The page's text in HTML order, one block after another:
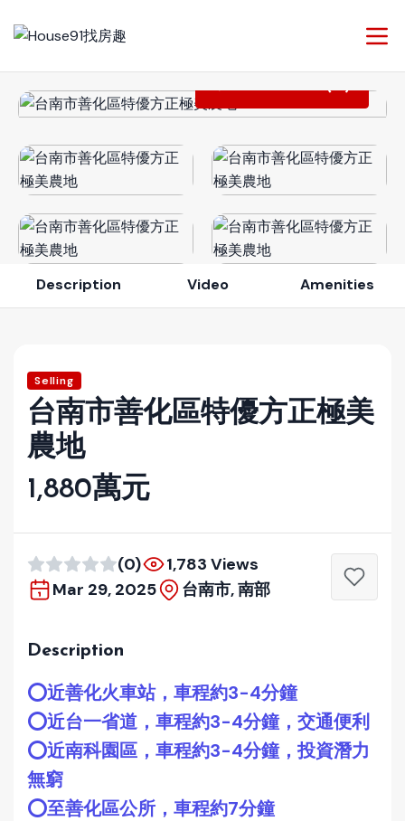
Description Video Amenities
Selling
台南市善化區特優方正極美
農地
1,880萬元
(0)
1,783 Views
Mar 29, 2025
台南市, 南部
Description
⭕️近善化火車站，車程約3-4分鐘
⭕️近台一省道，車程約3-4分鐘，交通便利
⭕️近南科園區，車程約3-4分鐘，投資潛力
無窮
⭕️至善化區公所，車程約7分鐘